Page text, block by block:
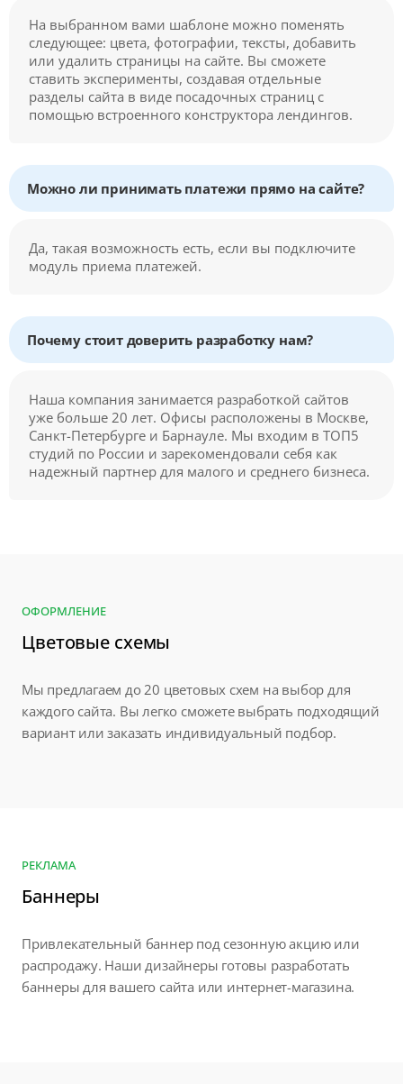
На выбранном вами шаблоне можно поменять
следующее: цвета, фотографии, тексты, добавить
или удалить страницы на сайте. Вы сможете
ставить эксперименты, создавая отдельные
разделы сайта в виде посадочных страниц с
помощью встроенного конструктора лендингов.
Можно ли принимать платежи прямо на сайте?
Да, такая возможность есть, если вы подключите
модуль приема платежей.
Почему стоит доверить разработку нам?
Наша компания занимается разработкой сайтов
уже больше 20 лет. Офисы расположены в Москве,
Санкт-Петербурге и Барнауле. Мы входим в ТОП5
студий по России и зарекомендовали себя как
надежный партнер для малого и среднего бизнеса.
ОФОРМЛЕНИЕ
Цветовые схемы
Мы предлагаем до 20 цветовых схем на выбор для
каждого сайта. Вы легко сможете выбрать подходящий
вариант или заказать индивидуальный подбор.
РЕКЛАМА
Баннеры
Привлекательный баннер под сезонную акцию или
распродажу. Наши дизайнеры готовы разработать
баннеры для вашего сайта или интернет-магазина.